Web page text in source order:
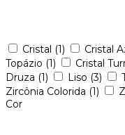
Cristal (1) Cristal
Topázio (1) Cristal
Druza (1) Liso (3)
Zircônia Colorida (1)
Cor